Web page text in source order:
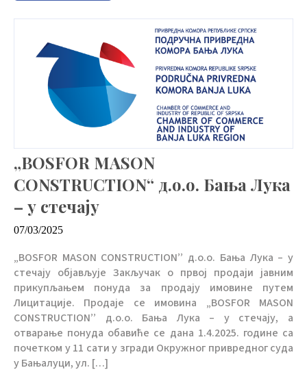
„BOSFOR MASON
CONSTRUCTION“ д.о.о. Бања Лука
– у стечају
07/03/2025
„BOSFOR MASON CONSTRUCTION’’ д.о.о. Бања Лука – у
стечају објављује Закључак о првој продаји јавним
прикупљањем понуда за продају имовине путем
Лицитације. Продаје се имовина „BOSFOR MASON
CONSTRUCTION’’ д.о.о. Бања Лука – у стечају, а
отварање понуда обавиће се дана 1.4.2025. године са
почетком у 11 сати у згради Окружног привредног суда
у Бањалуци, ул. […]